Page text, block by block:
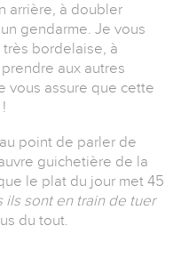
arrière, à doubler
gendarme. Je vous
très bordelaise, à
aux autres
vous assure que cette
point de parler de
guichetière de la
le plat du jour met 45
ils sont en train de tuer
du tout.